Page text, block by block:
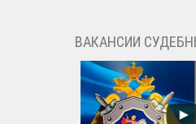
ВАКАНСИИ